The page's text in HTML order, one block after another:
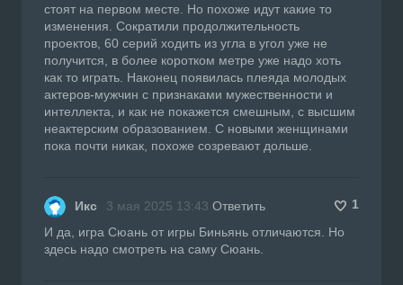
стоят на первом месте. Но похоже идут какие то
изменения. Сократили продолжительность
проектов, 60 серий ходить из угла в угол уже не
получится, в более коротком метре уже надо хоть
как то играть. Наконец появилась плеяда молодых
актеров-мужчин с признаками мужественности и
интеллекта, и как не покажется смешным, с высшим
неактерским образованием. С новыми женщинами
пока почти никак, похоже созревают дольше.
Икс 3 мая 2025 13:43 Ответить
1
И да, игра Сюань от игры Биньянь отличаются. Но
здесь надо смотреть на саму Сюань.